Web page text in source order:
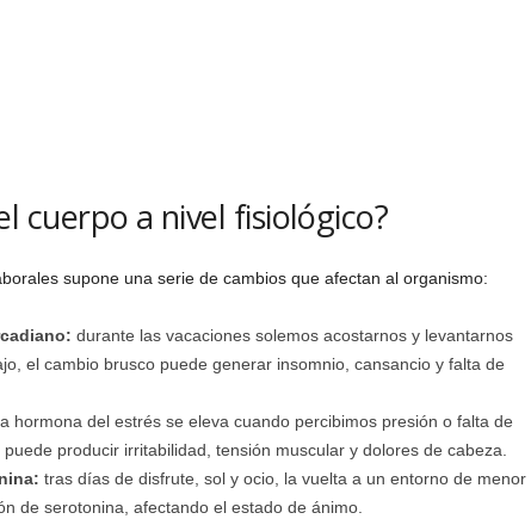
cuerpo a nivel fisiológico?
supone una serie de cambios que afectan al organismo:
durante las vacaciones solemos acostarnos y levantarnos
el cambio brusco puede generar insomnio, cansancio y falta de
hormona del estrés se eleva cuando percibimos presión o falta de
producir irritabilidad, tensión muscular y dolores de cabeza.
tras días de disfrute, sol y ocio, la vuelta a un entorno de menor
de serotonina, afectando el estado de ánimo.